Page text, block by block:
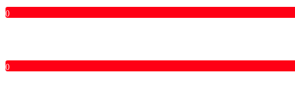
0
0